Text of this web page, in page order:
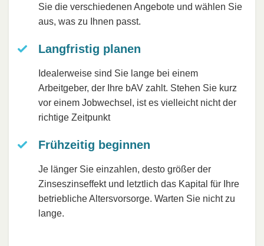
Sie die verschiedenen Angebote und wählen Sie
aus, was zu Ihnen passt.
Langfristig planen
Idealerweise sind Sie lange bei einem
Arbeitgeber, der Ihre bAV zahlt. Stehen Sie kurz
vor einem Jobwechsel, ist es vielleicht nicht der
richtige Zeitpunkt
Frühzeitig beginnen
Je länger Sie einzahlen, desto größer der
Zinseszinseffekt und letztlich das Kapital für Ihre
betriebliche Altersvorsorge. Warten Sie nicht zu
lange.